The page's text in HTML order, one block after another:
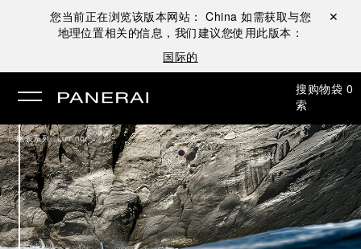
您当前正在浏览该版本网站： China 如需获取与您
地理位置相关的信息，我们建议您使用此版本：
国际的
关闭 ✕
搜
索
购物袋 0
腕表系列 /Luminor